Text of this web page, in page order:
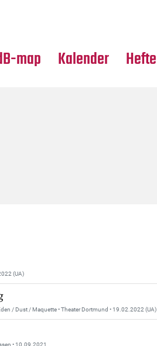
map Kalender Hefte
(UA)
/ Dust / Maquette • Theater Dortmund • 19.02.2022 (UA)
• 10.09.2021